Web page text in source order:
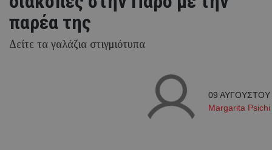
παρέα της
Δείτε τα γαλάζια στιγμιότυπα
09 ΑΥΓΟΥΣΤΟΥ
Margarita Psichi